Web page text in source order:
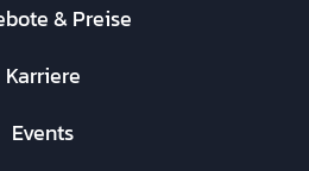
& Preise
Karriere
Events